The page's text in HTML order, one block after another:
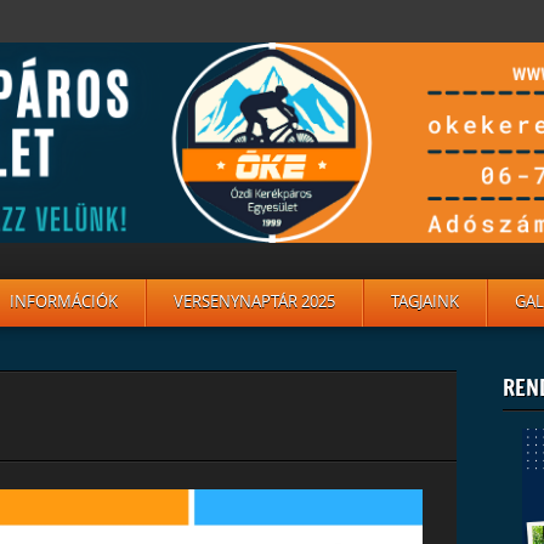
INFORMÁCIÓK VERSENYNAPTÁR 2025 TAGJAINK